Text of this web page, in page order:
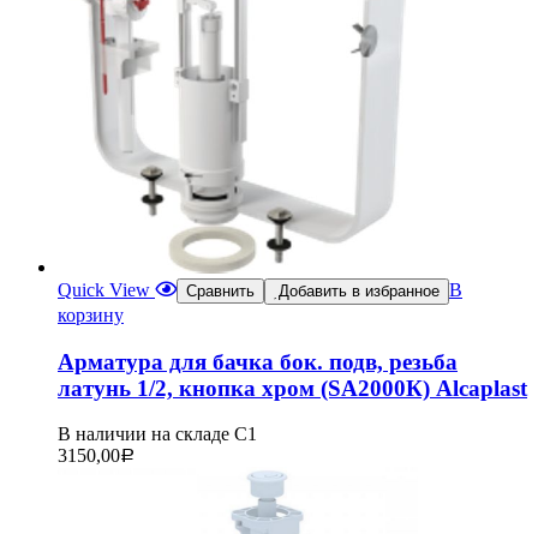
Quick View Сравнить Добавить в избранное В
корзину
Арматура для бачка бок. подв, резьба
латунь 1/2, кнопка хром (SA2000К) Alcaplast
В наличии на складе С1
3150,00Р